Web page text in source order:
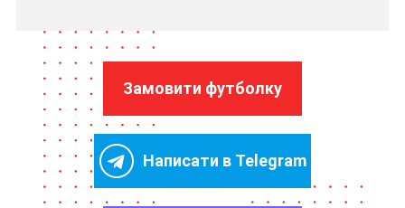
Замовити футболку
Написати в Telegram